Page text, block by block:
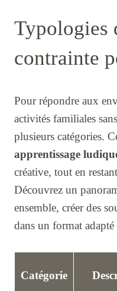
Typologies
contrainte
Pour répondre aux
activités familiales
plusieurs catégories.
apprentissage
créative, tout en
Découvrez un
ensemble, créer des
dans un format
Catégorie